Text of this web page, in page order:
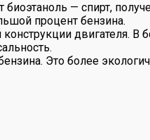
— спирт,
процент бензина.
двигателя. В
Это более